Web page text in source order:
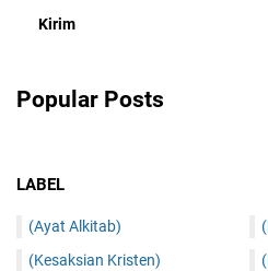
Popular Posts
LABEL
(Ayat Alkitab)
(Kesaksian Kristen)